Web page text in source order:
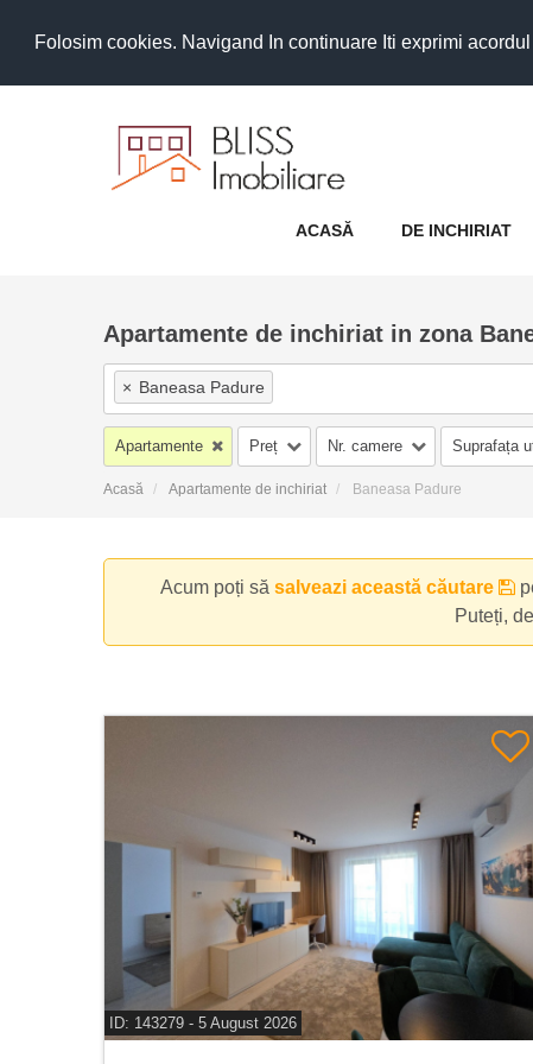
Folosim cookies. Navigand In continuare Iti exprimi
ACASĂ DE INCHIRIAT
Apartamente de inchiriat in zona
× Baneasa Padure
Apartamente Preț Nr. camere Suprafața
Acasă Apartamente de inchiriat Baneasa Padure
Acum poți să salveazi această căutare
Puteți,
ID: 143279 - 5 August 2026